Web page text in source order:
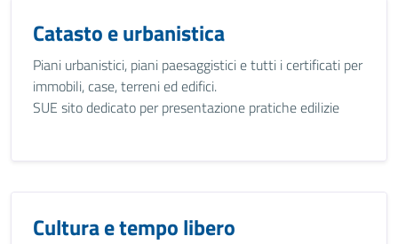
Catasto e urbanistica
Piani urbanistici, piani paesaggistici e tutti i certificati per
immobili, case, terreni ed edifici.
SUE sito dedicato per presentazione pratiche edilizie
Cultura e tempo libero